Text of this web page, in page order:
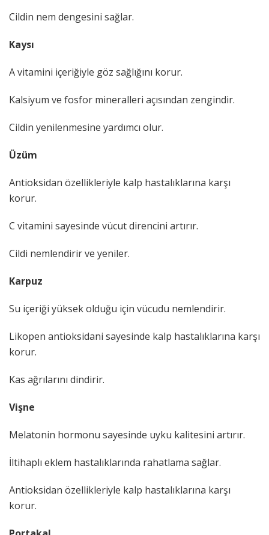
Cildin nem dengesini sağlar.
Kaysı
A vitamini içeriğiyle göz sağlığını korur.
Kalsiyum ve fosfor mineralleri açısından zengindir.
Cildin yenilenmesine yardımcı olur.
Üzüm
Antioksidan özellikleriyle kalp hastalıklarına karşı
korur.
C vitamini sayesinde vücut direncini artırır.
Cildi nemlendirir ve yeniler.
Karpuz
Su içeriği yüksek olduğu için vücudu nemlendirir.
Likopen antioksidani sayesinde kalp hastalıklarına karşı
korur.
Kas ağrılarını dindirir.
Vişne
Melatonin hormonu sayesinde uyku kalitesini artırır.
İltihaplı eklem hastalıklarında rahatlama sağlar.
Antioksidan özellikleriyle kalp hastalıklarına karşı
korur.